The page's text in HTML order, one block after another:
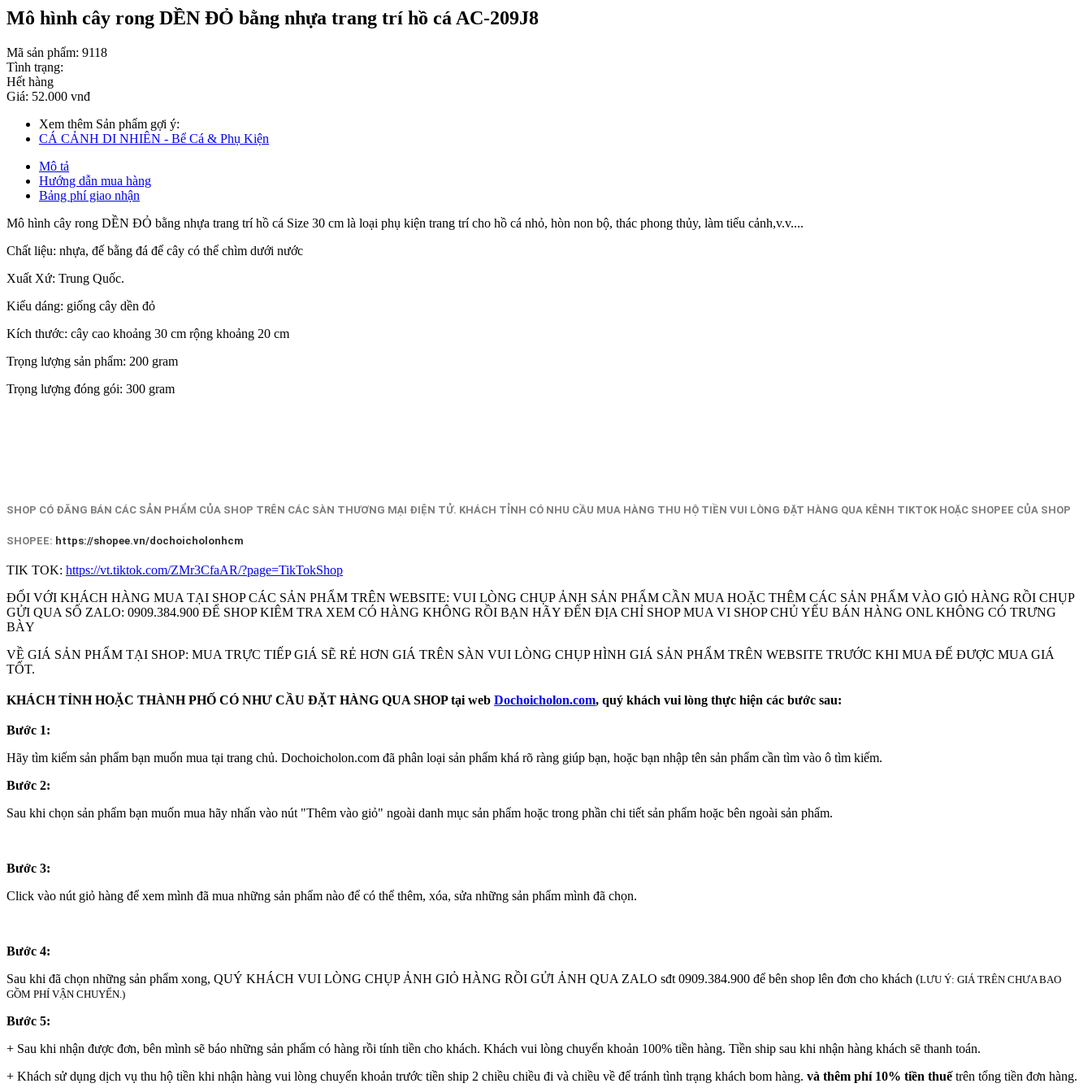
Mô hình cây rong DỀN ĐỎ bằng nhựa trang trí hồ cá AC-209J8
Mã sản phẩm: 9118
Tình trạng:
Hết hàng
Giá: 52.000 vnđ
Xem thêm Sản phẩm gợi ý:
CÁ CẢNH DI NHIÊN - Bể Cá & Phụ Kiện
Mô tả
Hướng dẫn mua hàng
Bảng phí giao nhận
Mô hình cây rong DỀN ĐỎ bằng nhựa trang trí hồ cá Size 30 cm là loại phụ kiện trang trí cho hồ cá nhỏ, hòn non bộ, thác phong thủy, làm tiểu cảnh,v.v....
Chất liệu: nhựa, đế bằng đá để cây có thể chìm dưới nước
Xuất Xứ: Trung Quốc.
Kiểu dáng: giống cây dền đỏ
Kích thước: cây cao khoảng 30 cm rộng khoảng 20 cm
Trọng lượng sản phẩm: 200 gram
Trọng lượng đóng gói: 300 gram
SHOP CÓ ĐĂNG BÁN CÁC SẢN PHẨM CỦA SHOP TRÊN CÁC SÀN THƯƠNG MẠI ĐIỆN TỬ. KHÁCH TỈNH CÓ NHU CẦU MUA HÀNG THU HỘ TIỀN VUI LÒNG ĐẶT HÀNG QUA KÊNH TIKTOK HOẶC SHOPEE CỦA SHOP
SHOPEE: https://shopee.vn/dochoicholonhcm
TIK TOK: https://vt.tiktok.com/ZMr3CfaAR/?page=TikTokShop
ĐỐI VỚI KHÁCH HÀNG MUA TẠI SHOP CÁC SẢN PHẨM TRÊN WEBSITE: VUI LÒNG CHỤP ẢNH SẢN PHẨM CẦN MUA HOẶC THÊM CÁC SẢN PHẨM VÀO GIỎ HÀNG RỒI CHỤP
GỬI QUA SỐ ZALO: 0909.384.900 ĐỂ SHOP KIÊM TRA XEM CÓ HÀNG KHÔNG RỒI BẠN HÃY ĐẾN ĐỊA CHỈ SHOP MUA VI SHOP CHỦ YẾU BÁN HÀNG ONL KHÔNG CÓ TRƯNG
BÀY
VỀ GIÁ SẢN PHẨM TẠI SHOP: MUA TRỰC TIẾP GIÁ SẼ RẺ HƠN GIÁ TRÊN SÀN VUI LÒNG CHỤP HÌNH GIÁ SẢN PHẨM TRÊN WEBSITE TRƯỚC KHI MUA ĐẾ ĐƯỢC MUA GIÁ
TỐT.
KHÁCH TỈNH HOẶC THÀNH PHỐ CÓ NHƯ CẦU ĐẶT HÀNG QUA SHOP tại web Dochoicholon.com, quý khách vui lòng thực hiện các bước sau:
Bước 1:
Hãy tìm kiếm sản phẩm bạn muốn mua tại trang chủ. Dochoicholon.com đã phân loại sản phẩm khá rõ ràng giúp bạn, hoặc bạn nhập tên sản phẩm cần tìm vào ô tìm kiếm.
Bước 2:
Sau khi chọn sản phẩm bạn muốn mua hãy nhấn vào nút "Thêm vào giỏ" ngoài danh mục sản phẩm hoặc trong phần chi tiết sản phẩm hoặc bên ngoài sản phẩm.
Bước 3:
Click vào nút giỏ hàng để xem mình đã mua những sản phẩm nào để có thể thêm, xóa, sửa những sản phẩm mình đã chọn.
Bước 4:
Sau khi đã chọn những sản phẩm xong, QUÝ KHÁCH VUI LÒNG CHỤP ẢNH GIỎ HÀNG RỒI GỬI ẢNH QUA ZALO sđt 0909.384.900 để bên shop lên đơn cho khách (LƯU Ý: GIÁ TRÊN CHƯA BAO
GỒM PHÍ VẬN CHUYỂN.)
Bước 5:
+ Sau khi nhận được đơn, bên mình sẽ báo những sản phẩm có hàng rồi tính tiền cho khách. Khách vui lòng chuyển khoản 100% tiền hàng. Tiền ship sau khi nhận hàng khách sẽ thanh toán.
+ Khách sử dụng dịch vụ thu hộ tiền khi nhận hàng vui lòng chuyển khoản trước tiền ship 2 chiều chiều đi và chiều về để tránh tình trạng khách bom hàng. và thêm phí 10% tiền thuếtrên tổng tiền đơn hàng.